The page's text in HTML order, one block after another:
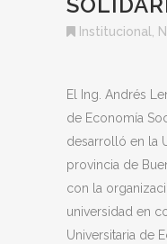
Institucional
El Ing. Andrés
de Economía
desarrolló en la
provincia de
con la
universidad en
Universitaria de